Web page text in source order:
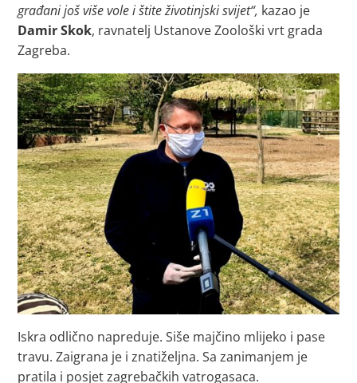
građani još više vole i štite životinjski svijet“, kazao je
Damir Skok, ravnatelj Ustanove Zoološki vrt grada
Zagreba.
Iskra odlično napreduje. Siše majčino mlijeko i pase
travu. Zaigrana je i znatiželjna. Sa zanimanjem je
pratila i posjet zagrebačkih vatrogasaca.